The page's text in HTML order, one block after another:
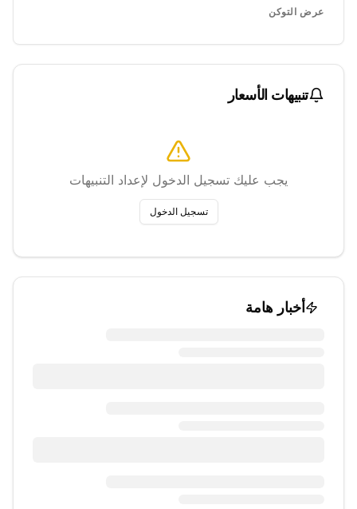
عرض التوكن
تنبيهات الأسعار
يجب عليك تسجيل الدخول لإعداد التنبيهات
تسجيل الدخول
أخبار هامة